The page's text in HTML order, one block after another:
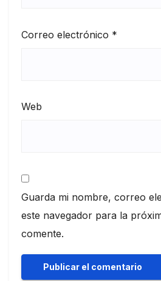
Correo electrónico *
Web
Guarda mi nombre, correo
este navegador para la
comente.